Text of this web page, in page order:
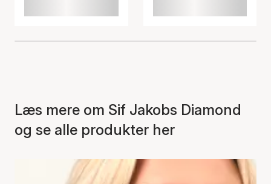
Læs mere om Sif Jakobs Diamond
og se alle produkter her